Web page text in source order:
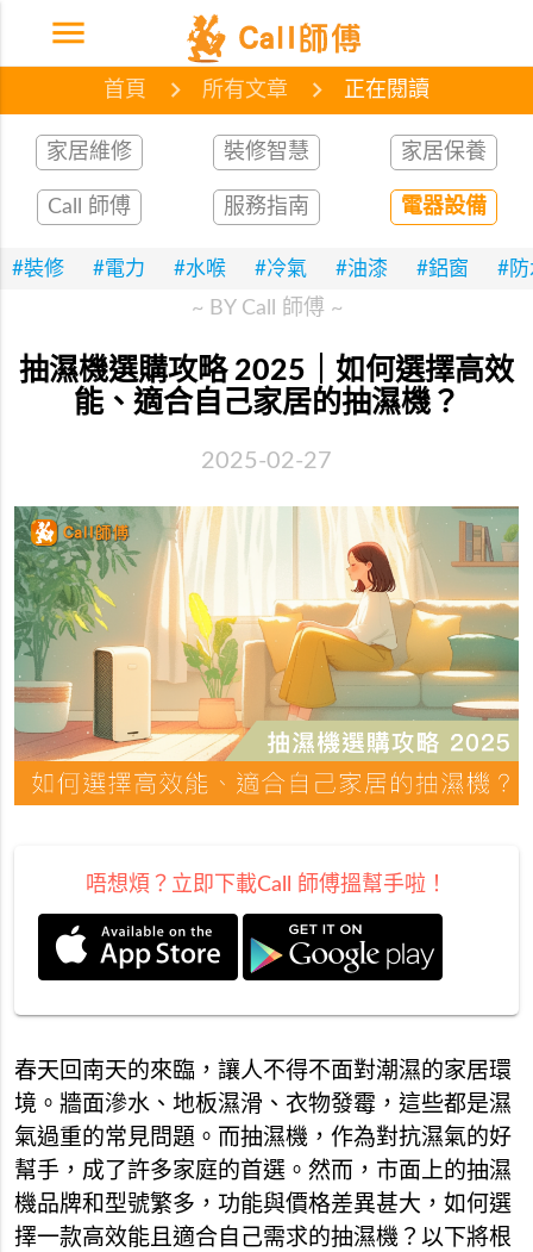
menu 首頁 網誌 文章
首頁 所有文章 正在閱讀
家居維修 裝修智慧 家居保養
Call 師傅 服務指南 電器設備
#裝修 #電力 #水喉 #冷氣 #油漆 #鋁窗 #防
~ BY Call 師傅 ~
抽濕機選購攻略 2025｜如何選擇高效
能、適合自己家居的抽濕機？
2025-02-27
唔想煩？立即下載Call 師傅搵幫手啦！
春天回南天的來臨，讓人不得不面對潮濕的家居環
境。牆面滲水、地板濕滑、衣物發霉，這些都是濕
氣過重的常見問題。而抽濕機，作為對抗濕氣的好
幫手，成了許多家庭的首選。然而，市面上的抽濕
機品牌和型號繁多，功能與價格差異甚大，如何選
擇一款高效能且適合自己需求的抽濕機？以下將根